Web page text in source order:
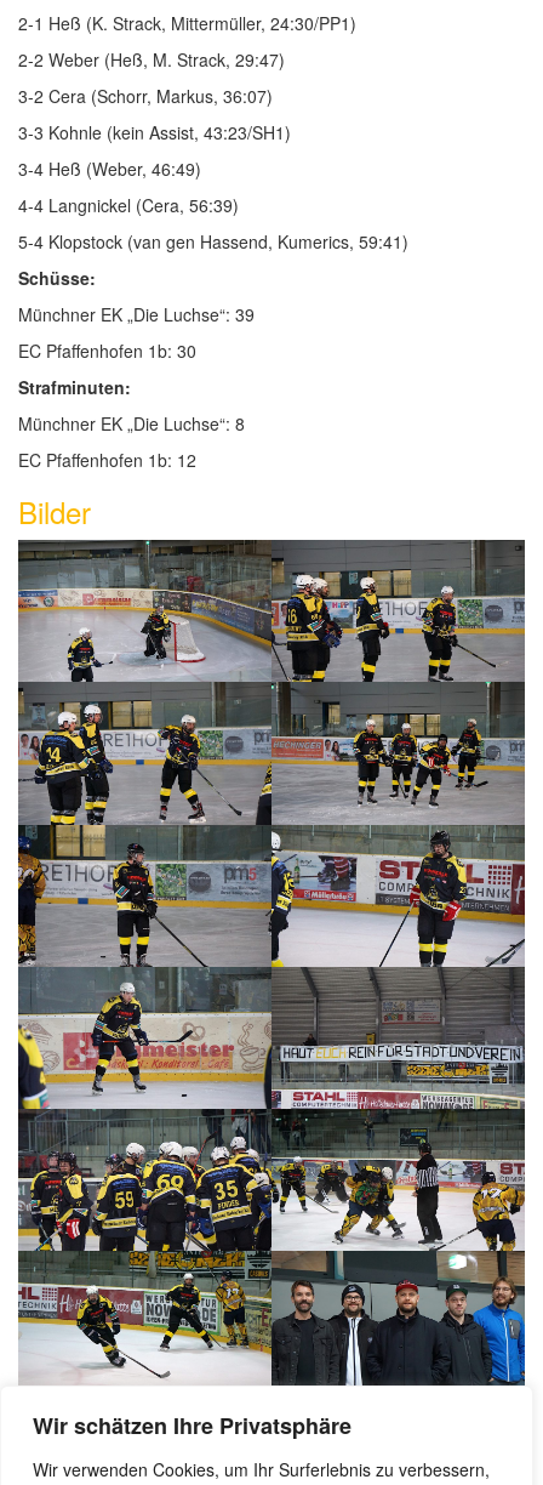
Wir schätzen Ihre Privatsphäre
Wir verwenden Cookies, um Ihr Surferlebnis zu verbessern,
2-1 Heß (K. Strack, Mittermüller, 24:30/PP1)
2-2 Weber (Heß, M. Strack, 29:47)
3-2 Cera (Schorr, Markus, 36:07)
3-3 Kohnle (kein Assist, 43:23/SH1)
3-4 Heß (Weber, 46:49)
4-4 Langnickel (Cera, 56:39)
5-4 Klopstock (van gen Hassend, Kumerics, 59:41)
Schüsse:
Münchner EK „Die Luchse“: 39
EC Pfaffenhofen 1b: 30
Strafminuten:
Münchner EK „Die Luchse“: 8
EC Pfaffenhofen 1b: 12
Bilder